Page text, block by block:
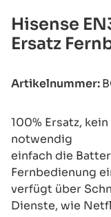
Hisense
Ersatz
Artikelnummer:
100% Ersatz,
notwendig
einfach die
Fernbedienung
verfügt über
Dienste, wie